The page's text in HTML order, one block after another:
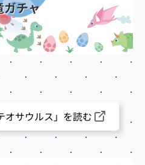
ガチャ
サウルス」を読む